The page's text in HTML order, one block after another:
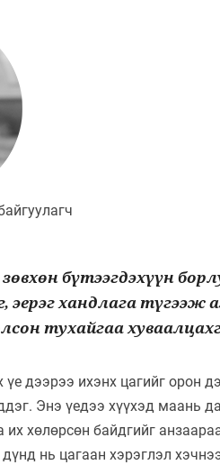
бүтээгдэхүүн
эерэг хандлага
тухайгаа
дээрээ ихэнх цагийг орон
Энэ үедээ хүүхэд маань
хөлөрсөн байдгийг
нь цагаан хэрэглэл